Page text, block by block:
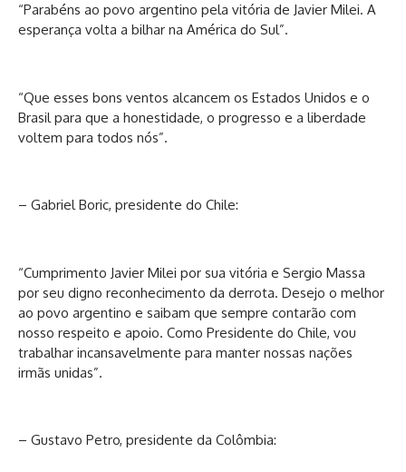
“Parabéns ao povo argentino pela vitória de Javier Milei. A
esperança volta a bilhar na América do Sul”.
“Que esses bons ventos alcancem os Estados Unidos e o
Brasil para que a honestidade, o progresso e a liberdade
voltem para todos nós”.
– Gabriel Boric, presidente do Chile:
“Cumprimento Javier Milei por sua vitória e Sergio Massa
por seu digno reconhecimento da derrota. Desejo o melhor
ao povo argentino e saibam que sempre contarão com
nosso respeito e apoio. Como Presidente do Chile, vou
trabalhar incansavelmente para manter nossas nações
irmãs unidas”.
– Gustavo Petro, presidente da Colômbia: